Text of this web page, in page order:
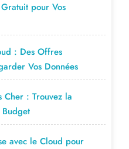
pour Vos
: Des Offres
Vos Données
Cher : Trouvez la
avec le Cloud pour